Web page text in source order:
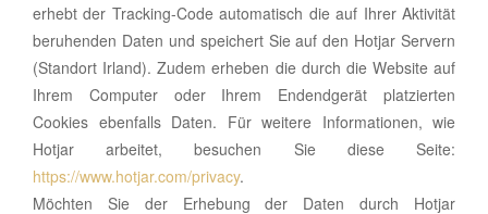
erhebt der Tracking-Code automatisch die auf Ihrer Aktivität
beruhenden Daten und speichert Sie auf den Hotjar Servern
(Standort Irland). Zudem erheben die durch die Website auf
Ihrem Computer oder Ihrem Endendgerät platzierten
Cookies ebenfalls Daten. Für weitere Informationen, wie
Hotjar arbeitet, besuchen Sie diese Seite:
https://www.hotjar.com/privacy.
Möchten Sie der Erhebung der Daten durch Hotjar